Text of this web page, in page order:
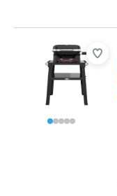
Beoordeling is 8,8 van